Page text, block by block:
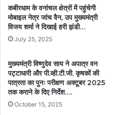
कबीरधाम के वनांचल क्षेत्रों में पहुंचेगी
मोबाइल नेत्र जांच वैन, उप मुख्यमंत्री
विजय शर्मा ने दिखाई हरी झंडी…
July 25, 2025
मुख्यमंत्री विष्णुदेव साय ने अपात्र वन
पट्टाधारी और पी.व्ही.टी.जी. कृषकों की
पात्रता का पुनः परीक्षण अक्टूबर 2025
तक कराने के दिए निर्देश….
October 15, 2025